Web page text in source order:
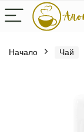
Начало Чай